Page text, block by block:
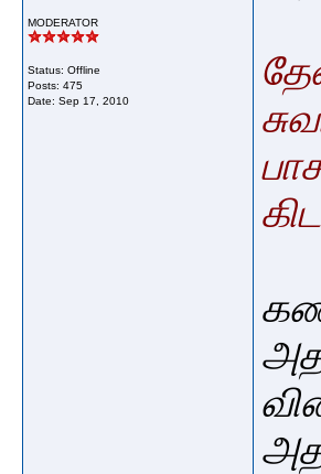
MODERATOR
Status: Offline
Posts: 475
Date: Sep 17, 2010